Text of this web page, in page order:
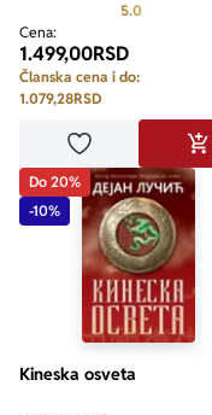
5.0
Cena:
1.499,00RSD
Članska cena i do:
1.079,28RSD
Dodaj u omiljene
Do 20%
-10%
Kineska osveta